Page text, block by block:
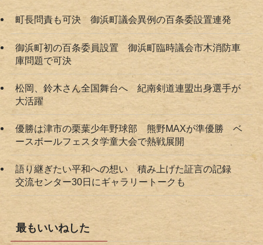
町長問責も可決 御浜町議会異例の百条委設置連発
御浜町初の百条委員設置 御浜町臨時議会市木消防車
庫問題で可決
松岡、鈴木さん全国舞台へ 紀南剣道連盟出身選手が
大活躍
優勝は津市の栗葉少年野球部 熊野MAXが準優勝 ベ
ースボールフェスタ学童大会で熱戦展開
語り継ぎたい平和への想い 積み上げた証言の記録
交流センター30日にギャラリートークも
最もいいねした